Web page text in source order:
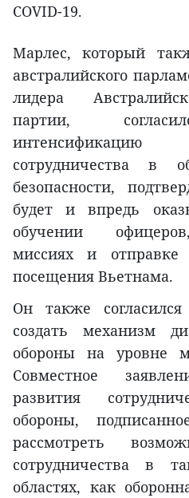
COVID-19.
Марлес, который
австралийского
лидера
партии,
интенсификацию
сотрудничества в
безопасности,
будет и впредь
обучении
миссиях и
посещения Вьетнама.
Он также
создать механизм
обороны на уровне
Совместное
развития
обороны,
рассмотреть
сотрудничества в
областях, как